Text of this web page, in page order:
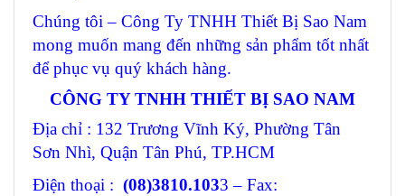
Chúng tôi – Công Ty TNHH Thiết Bị Sao Nam
mong muốn mang đến những sản phẩm tốt nhất
để phục vụ quý khách hàng.
CÔNG TY TNHH THIẾT BỊ SAO NAM
Địa chỉ : 132 Trương Vĩnh Ký, Phường Tân
Sơn Nhì, Quận Tân Phú, TP.HCM
Điện thoại : (08)3810.1033 – Fax: